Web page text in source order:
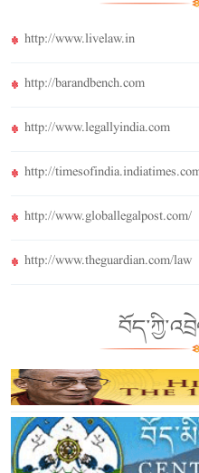
http://www.livelaw.in
http://barandbench.com
http://www.legallyindia.com
http://
http://www.globallegalpost.com/
http://www.theguardian.com/law